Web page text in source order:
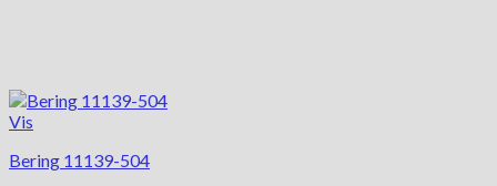
Vis
Bering 11139-504